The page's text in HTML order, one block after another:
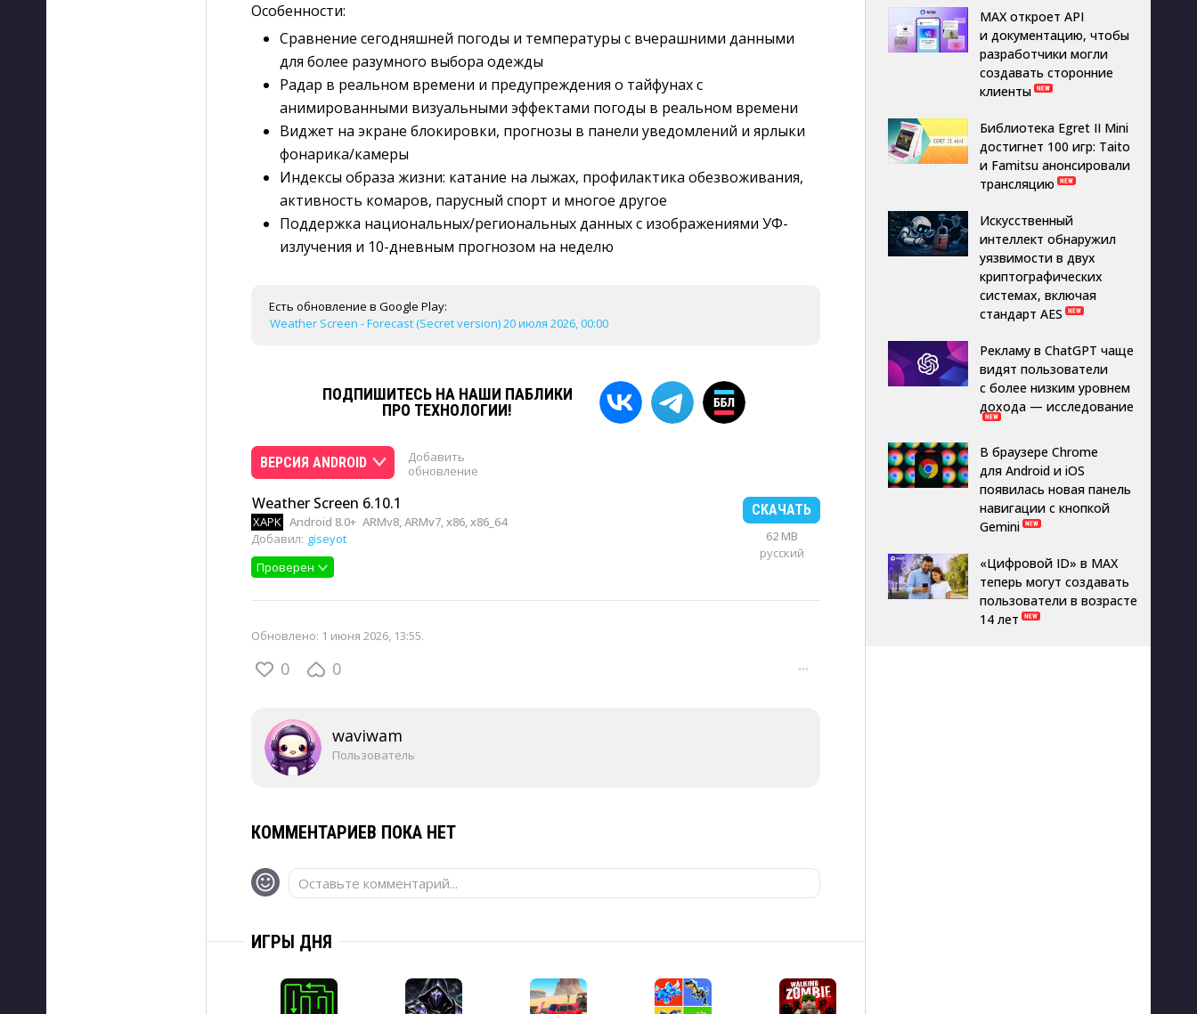
Особенности:
Сравнение сегодняшней погоды и температуры с вчерашними данными
для более разумного выбора одежды
Радар в реальном времени и предупреждения о тайфунах с
анимированными визуальными эффектами погоды в реальном времени
Виджет на экране блокировки, прогнозы в панели уведомлений и ярлыки
фонарика/камеры
Индексы образа жизни: катание на лыжах, профилактика обезвоживания,
активность комаров, парусный спорт и многое другое
Поддержка национальных/региональных данных с изображениями УФ-
излучения и 10-дневным прогнозом на неделю
Есть обновление в Google Play:
Weather Screen - Forecast (Secret version) 20 июля 2026, 00:00
ПОДПИШИТЕСЬ НА НАШИ ПАБЛИКИ
ПРО ТЕХНОЛОГИИ!
ВЕРСИЯ ANDROID
Добавить
обновление
Weather Screen 6.10.1
XAPK Android 8.0+ ARMv8, ARMv7, x86, x86_64
Добавил: giseyot
Проверен
СКАЧАТЬ
62 MB
русский
Обновлено: 1 июня 2026, 13:55.
0 0 ···
waviwam
Пользователь
КОММЕНТАРИЕВ ПОКА НЕТ
Оставьте комментарий...
ИГРЫ ДНЯ
MAX откроет API
и документацию, чтобы
разработчики могли
создавать сторонние
клиенты
Библиотека Egret II Mini
достигнет 100 игр: Taito
и Famitsu анонсировали
трансляцию
Искусственный
интеллект обнаружил
уязвимости в двух
криптографических
системах, включая
стандарт AES
Рекламу в ChatGPT чаще
видят пользователи
с более низким уровнем
дохода — исследование
В браузере Chrome
для Android и iOS
появилась новая панель
навигации с кнопкой
Gemini
«Цифровой ID» в MAX
теперь могут создавать
пользователи в возрасте
14 лет